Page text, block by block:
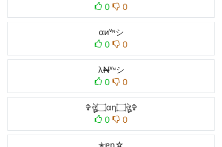
0
0
αиᵛᶰシ
0
0
λ₦ᵛᶰシ
0
0
✞ঔৣ۝αη۝ঔৣ✞
0
0
✭ɐn☆